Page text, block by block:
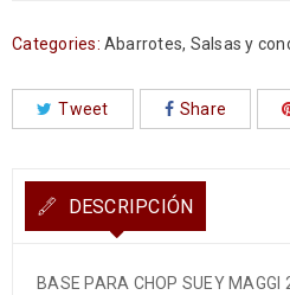
Categories: Abarrotes, Salsas y
Tweet Share
DESCRIPCIÓN
BASE PARA CHOP SUEY MAGGI